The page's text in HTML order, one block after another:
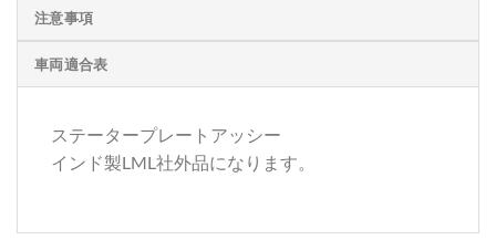
注意事項
車両適合表
ステータープレートアッシー
インド製LML社外品になります。